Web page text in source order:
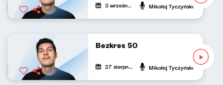
3 września 2024 Mikołaj Tyczyński
Bezkres 50
27 sierpnia 2024 Mikołaj Tyczyński